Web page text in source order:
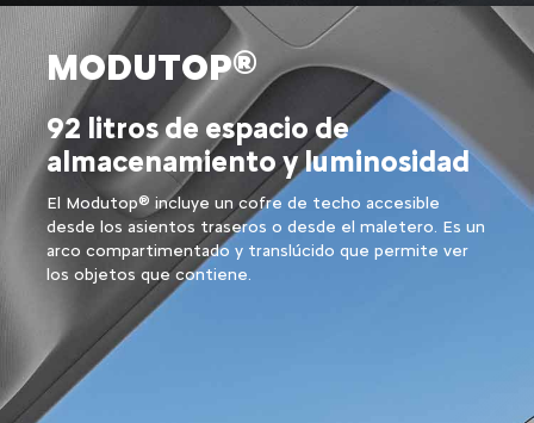
VERSÁTIL, PRÁCTICO Y
ESPACIOSO
MODUTOP®
92 litros de espacio de
almacenamiento y luminosidad
El Modutop® incluye un cofre de techo accesible
desde los asientos traseros o desde el maletero. Es un
arco compartimentado y translúcido que permite ver
los objetos que contiene.